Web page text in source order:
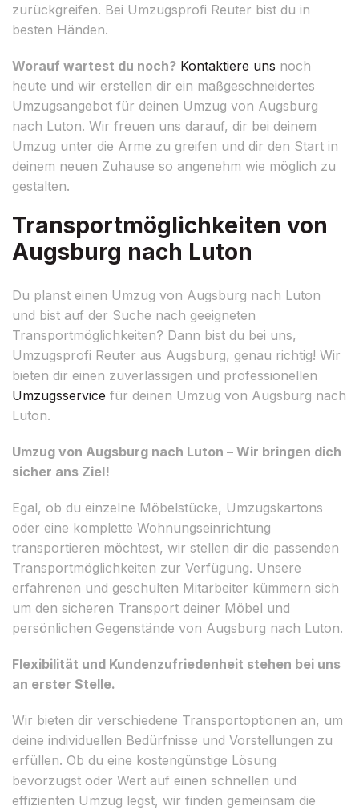
zurückgreifen. Bei Umzugsprofi Reuter bist du in
besten Händen.
Worauf wartest du noch? Kontaktiere uns noch
heute und wir erstellen dir ein maßgeschneidertes
Umzugsangebot für deinen Umzug von Augsburg
nach Luton. Wir freuen uns darauf, dir bei deinem
Umzug unter die Arme zu greifen und dir den Start in
deinem neuen Zuhause so angenehm wie möglich zu
gestalten.
Transportmöglichkeiten von
Augsburg nach Luton
Du planst einen Umzug von Augsburg nach Luton
und bist auf der Suche nach geeigneten
Transportmöglichkeiten? Dann bist du bei uns,
Umzugsprofi Reuter aus Augsburg, genau richtig! Wir
bieten dir einen zuverlässigen und professionellen
Umzugsservice für deinen Umzug von Augsburg nach
Luton.
Umzug von Augsburg nach Luton – Wir bringen dich
sicher ans Ziel!
Egal, ob du einzelne Möbelstücke, Umzugskartons
oder eine komplette Wohnungseinrichtung
transportieren möchtest, wir stellen dir die passenden
Transportmöglichkeiten zur Verfügung. Unsere
erfahrenen und geschulten Mitarbeiter kümmern sich
um den sicheren Transport deiner Möbel und
persönlichen Gegenstände von Augsburg nach Luton.
Flexibilität und Kundenzufriedenheit stehen bei uns
an erster Stelle.
Wir bieten dir verschiedene Transportoptionen an, um
deine individuellen Bedürfnisse und Vorstellungen zu
erfüllen. Ob du eine kostengünstige Lösung
bevorzugst oder Wert auf einen schnellen und
effizienten Umzug legst, wir finden gemeinsam die